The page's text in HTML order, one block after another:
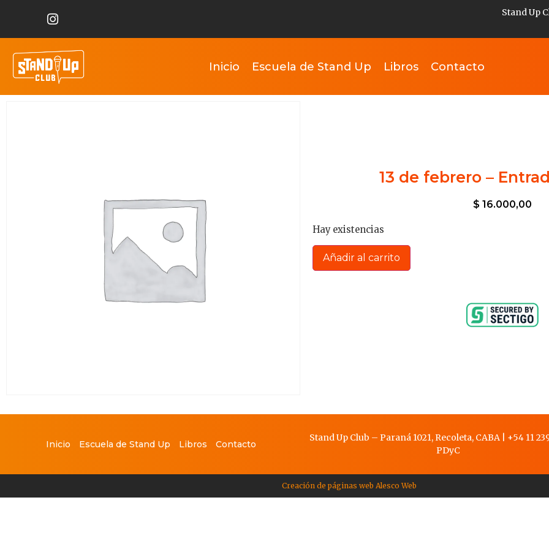
Stand Up
Inicio Escuela de Stand Up Libros Contacto
13 de febrero –
$ 16.000,00
Hay existencias
Añadir al carrito
Inicio Escuela de Stand Up Libros Contacto
Stand Up Club – Paraná 1021, Recoleta, CABA +54 11
PDyC
Creación de páginas web Alesco Web